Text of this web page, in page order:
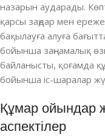
назарын аударады.
қарсы заңдар мен
бақылауға алуға
бойынша заңнамалық
байланысты, қоғамда
бойынша іс-шаралар
Құмар ойындар
аспектілер